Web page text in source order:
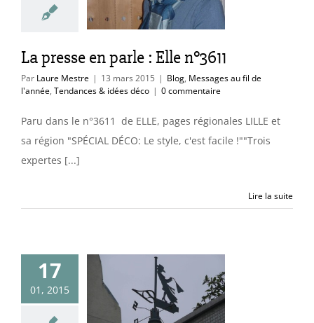
au fil de
& idées
La presse en parle : Elle n°3611
Par Laure Mestre | 13 mars 2015 | Blog, Messages au fil de
l'année, Tendances & idées déco | 0 commentaire
Paru dans le n°3611 de ELLE, pages régionales LILLE et
sa région "SPÉCIAL DÉCO: Le style, c'est facile !""Trois
expertes [...]
Lire la suite
17
01, 2015
je suis
(suite)